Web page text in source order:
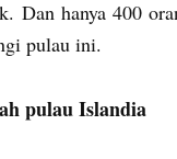
Dan hanya 400
pulau ini.
pulau Islandia